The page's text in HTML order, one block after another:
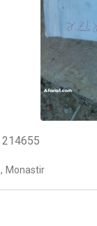
214655
, Monastir